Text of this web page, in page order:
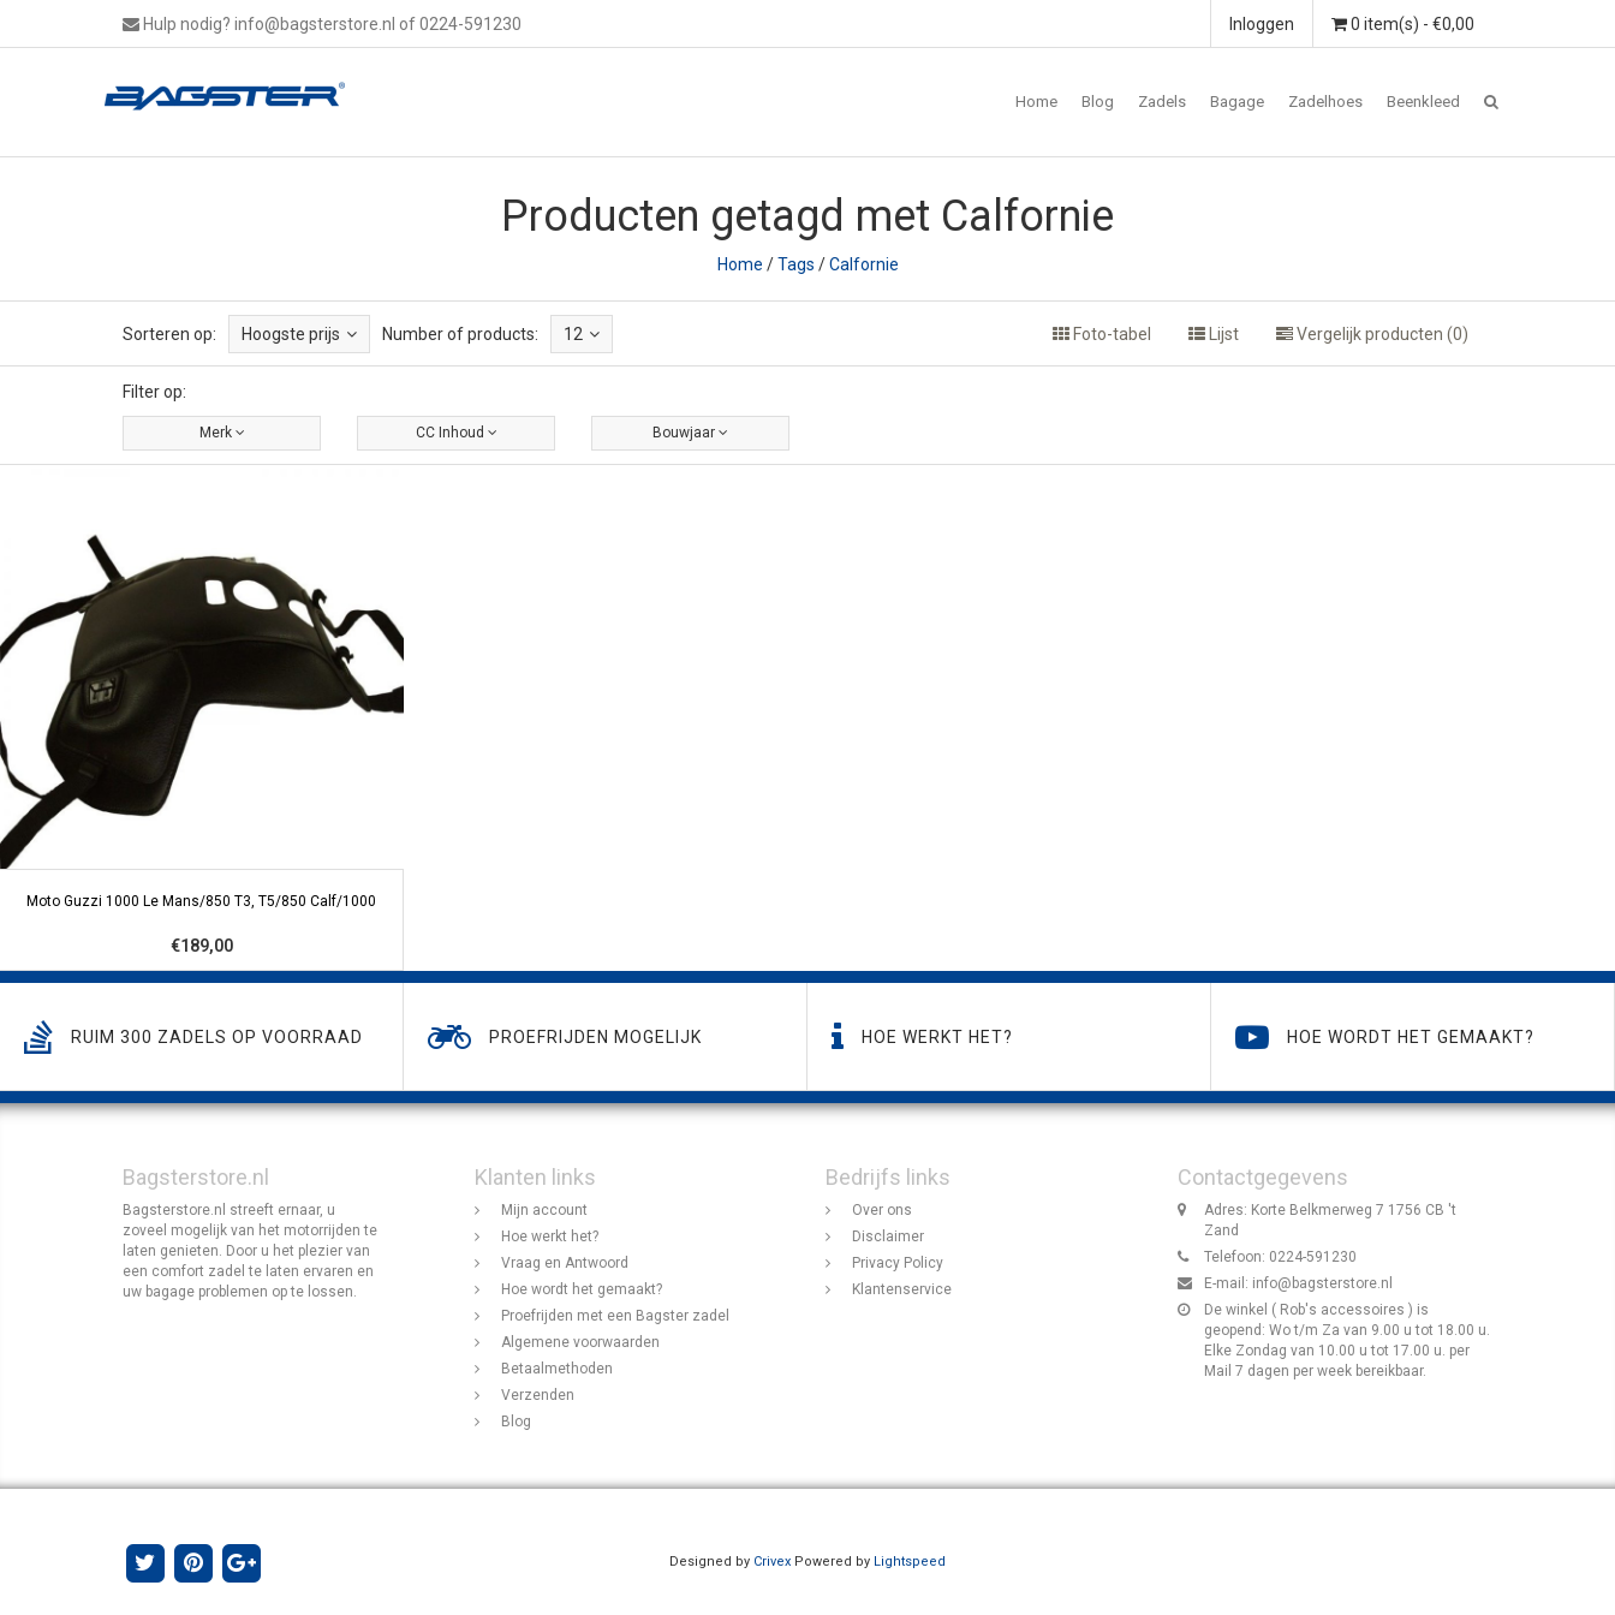
Hulp nodig? info@bagsterstore.nl of 0224-591230 0 item(s) - €0,00
Inloggen
Home Blog Zadels Bagage Zadelhoes Beenkleed
Producten getagd met Calfornie
Home /Tags /Calfornie
Sorteren op: Hoogste prijs Number of products: 12 Foto-tabel Lijst Vergelijk producten (0)
Filter op:
Merk CC Inhoud Bouwjaar
Moto Guzzi 1000 Le Mans/850 T3, T5/850 Calf/1000
€189,00
RUIM 300 ZADELS OP VOORRAAD PROEFRIJDEN MOGELIJK HOE WERKT HET? HOE WORDT HET GEMAAKT?
Bagsterstore.nl
Bagsterstore.nl streeft ernaar, u
zoveel mogelijk van het motorrijden te
laten genieten. Door u het plezier van
een comfort zadel te laten ervaren en
uw bagage problemen op te lossen.
Klanten links
Mijn account
Hoe werkt het?
Vraag en Antwoord
Hoe wordt het gemaakt?
Proefrijden met een Bagster zadel
Algemene voorwaarden
Betaalmethoden
Verzenden
Blog
Bedrijfs links
Over ons
Disclaimer
Privacy Policy
Klantenservice
Contactgegevens
Adres: Korte Belkmerweg 7 1756 CB 't
Zand
Telefoon: 0224-591230
E-mail: info@bagsterstore.nl
De winkel ( Rob's accessoires ) is
geopend: Wo t/m Za van 9.00 u tot 18.00 u.
Elke Zondag van 10.00 u tot 17.00 u. per
Mail 7 dagen per week bereikbaar.
Designed by Crivex Powered by Lightspeed